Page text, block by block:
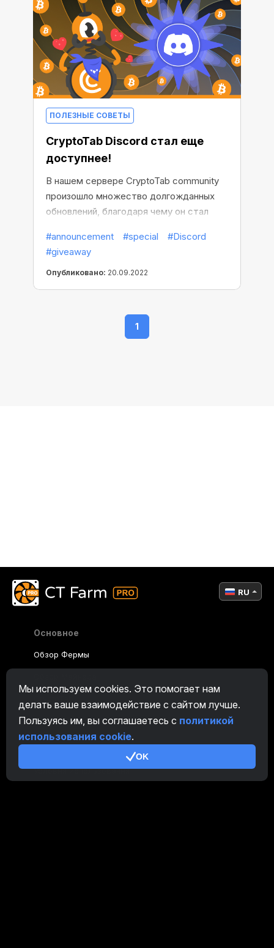
ПОЛЕЗНЫЕ СОВЕТЫ
CryptoTab Discord стал еще
доступнее!
В нашем сервере CryptoTab community
произошло множество долгожданных
обновлений, благодаря чему он стал
#announcement
#special
#Discord
#giveaway
Опубликовано: 20.09.2022
1
Мы используем cookies. Это помогает нам
делать ваше взаимодействие с сайтом лучше.
Пользуясь им, вы соглашаетесь с политикой
использования cookie.
OK
Основное
Обзор Фермы
Партнерская Программа
Условия использования
RU